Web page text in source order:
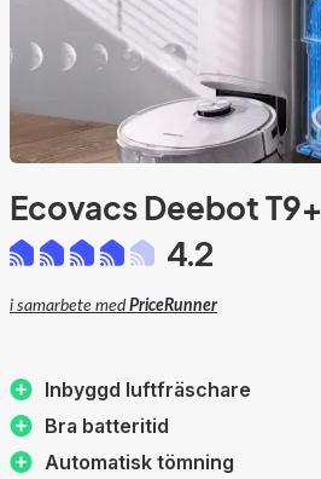
Ecovacs Deebot T9+
4.2
i samarbete med PriceRunner
Inbyggd luftfräschare
Bra batteritid
Automatisk tömning